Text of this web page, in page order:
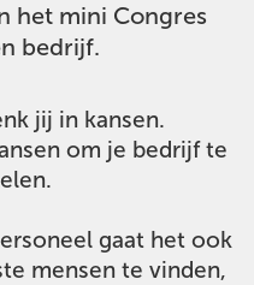
het mini Congres
bedrijf.
jij in kansen.
om je bedrijf te
gaat het ook
mensen te vinden,